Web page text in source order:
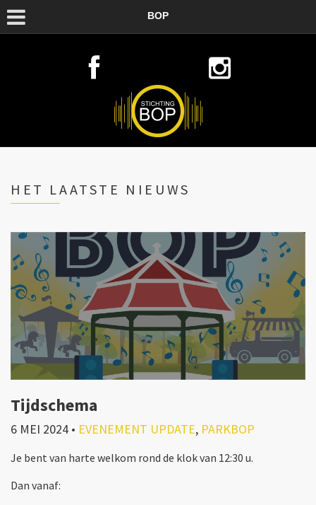
BOP
HET LAATSTE NIEUWS
Tijdschema
6 MEI 2024 • EVENEMENT UPDATE, PARKBOP
Je bent van harte welkom rond de klok van 12:30 u.
Dan vanaf: